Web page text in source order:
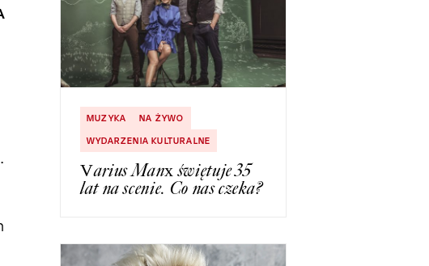
MUZYKA
NA ŻYWO
WYDARZENIA KULTURALNE
Varius Manx świętuje 35
lat na scenie. Co nas czeka?